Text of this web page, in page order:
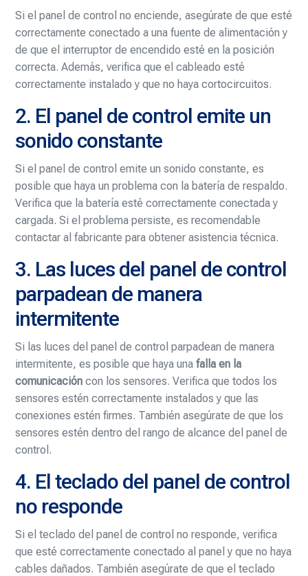
Si el panel de control no enciende, asegúrate de que esté
correctamente conectado a una fuente de alimentación y
de que el interruptor de encendido esté en la posición
correcta. Además, verifica que el cableado esté
correctamente instalado y que no haya cortocircuitos.
2. El panel de control emite un
sonido constante
Si el panel de control emite un sonido constante, es
posible que haya un problema con la batería de respaldo.
Verifica que la batería esté correctamente conectada y
cargada. Si el problema persiste, es recomendable
contactar al fabricante para obtener asistencia técnica.
3. Las luces del panel de control
parpadean de manera
intermitente
Si las luces del panel de control parpadean de manera
intermitente, es posible que haya unafalla en la
comunicación con los sensores. Verifica que todos los
sensores estén correctamente instalados y que las
conexiones estén firmes. También asegúrate de que los
sensores estén dentro del rango de alcance del panel de
control.
4. El teclado del panel de control
no responde
Si el teclado del panel de control no responde, verifica
que esté correctamente conectado al panel y que no haya
cables dañados. También asegúrate de que el teclado